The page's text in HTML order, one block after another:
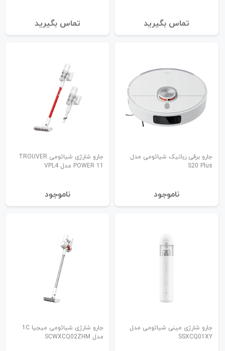
تماس بگیرید تماس بگیرید
جارو برقی رباتیک شیائومی مدل
S20 Plus
نا‌موجود
جارو شارژی شیائومی TROUVER
POWER 11 مدل VPL4
نا‌موجود
جارو شارژی مینی شیائومی مدل
SSXCQ01XY
جارو شارژی شیائومی میجیا 1C
مدل SCWXCQ02ZHM